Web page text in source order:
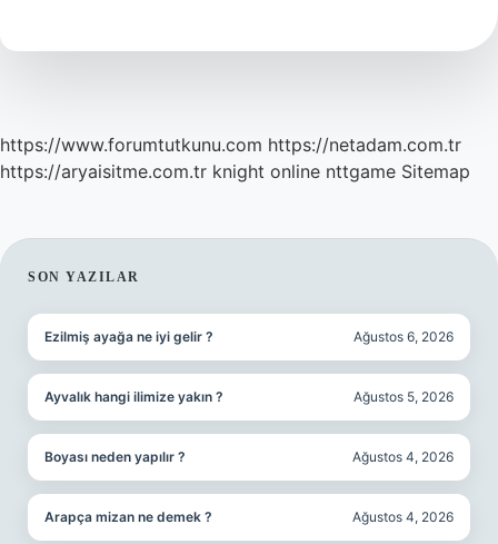
https://www.forumtutkunu.com https://netadam.com.tr
https://aryaisitme.com.tr knight online nttgame Sitemap
SIDEBAR
SON YAZILAR
Ezilmiş ayağa ne iyi gelir ? Ağustos 6, 2026
Ayvalık hangi ilimize yakın ? Ağustos 5, 2026
Boyası neden yapılır ? Ağustos 4, 2026
Arapça mizan ne demek ? Ağustos 4, 2026